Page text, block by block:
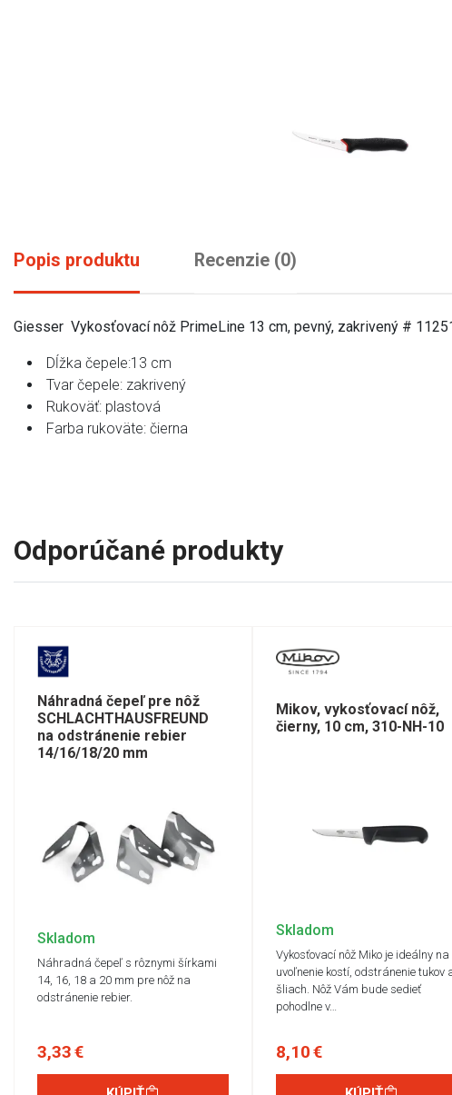
Popis produktu Recenzie (0)
Giesser Vykosťovací nôž PrimeLine 13 cm, pevný, zakrivený #
Dĺžka čepele:13 cm
Tvar čepele: zakrivený
Rukoväť: plastová
Farba rukoväte: čierna
Odporúčané produkty
Náhradná čepeľ pre nôž
SCHLACHTHAUSFREUND
na odstránenie rebier
14/16/18/20 mm
Skladom
Náhradná čepeľ s rôznymi šírkami
14, 16, 18 a 20 mm pre nôž na
odstránenie rebier.
3,33 €
Mikov, vykosťovací nôž,
čierny, 10 cm, 310-NH-10
Skladom
Vykosťovací nôž Miko je ideálny na
uvoľnenie kostí, odstránenie tukov
šliach. Nôž Vám bude sedieť
pohodlne v…
8,10 €